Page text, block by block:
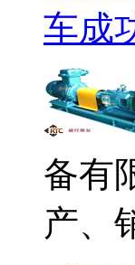
车成
备有
产、